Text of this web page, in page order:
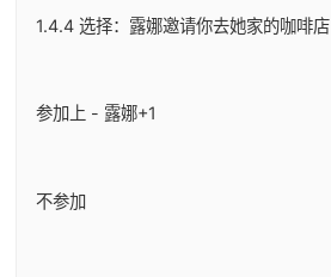
1.4.4 选择：露娜邀请你去她家的咖啡店
参加上 - 露娜+1
不参加